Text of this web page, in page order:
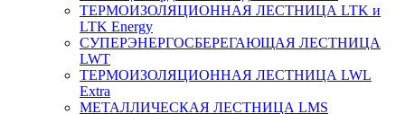
ТЕРМОИЗОЛЯЦИОННАЯ ЛЕСТНИЦА LTK и
LTK Energy
СУПЕРЭНЕРГОСБЕРЕГАЮЩАЯ ЛЕСТНИЦА
LWT
ТЕРМОИЗОЛЯЦИОННАЯ ЛЕСТНИЦА LWL
Extra
МЕТАЛЛИЧЕСКАЯ ЛЕСТНИЦА LMS